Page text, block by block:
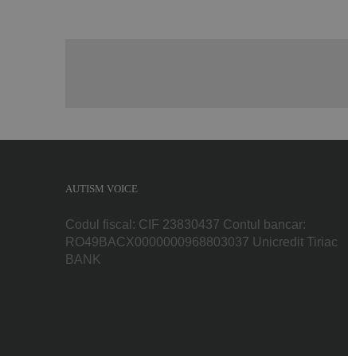
AUTISM VOICE
Codul fiscal: CIF 23830437 Contul bancar:
RO49BACX0000000968803037 Unicredit Tiriac
BANK